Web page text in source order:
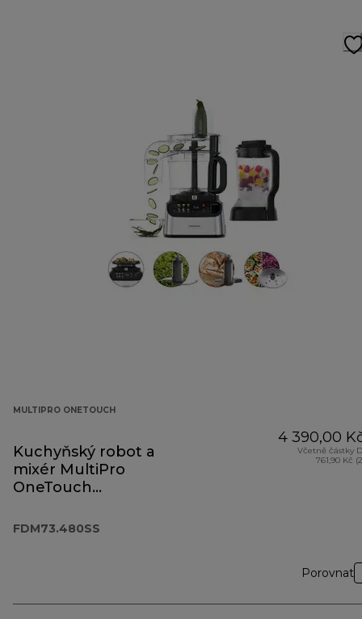
MULTIPRO ONETOUCH
Kuchyňský robot a
mixér MultiPro
OneTouch
FDM73.480SS
4 390,00
Včetně částky
761,90 Kč
Porovnat